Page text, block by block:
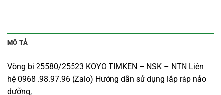
MÔ TẢ
Vòng bi 25580/25523 KOYO TIMKEN – NSK – NTN Liên
hệ 0968 .98.97.96 (Zalo) Hướng dẫn sử dụng lắp ráp nảo
dưỡng,